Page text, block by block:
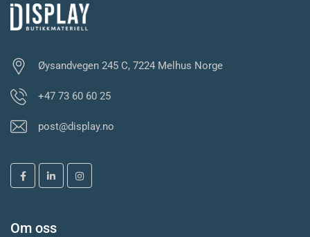
Øysandvegen 245 C, 7224 Melhus Norge
+47 73 60 60 25
post@display.no
Om oss